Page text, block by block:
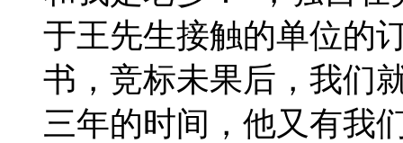
于王先生接触的单位的
书，竞标未果后，我们
三年的时间，他又有我